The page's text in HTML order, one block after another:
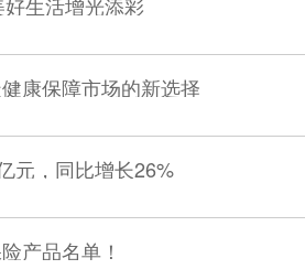
康保障市场的新选择
元，同比增长26%
产品名单！